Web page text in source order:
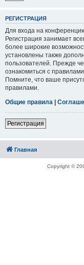
РЕГИСТРАЦИЯ
Для входа на
Регистрация занимает
более широкие
установлены также
пользователей. Прежде
ознакомиться с
Помните, что ваше
правилами.
Общие правила |
Регистрация
Главная
Copyright ©